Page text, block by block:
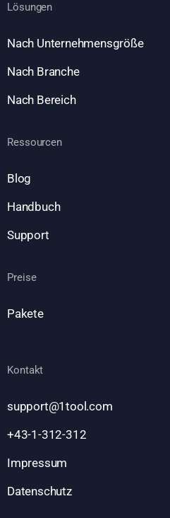
Lösungen
Nach Unternehmensgröße
Nach Branche
Nach Bereich
Ressourcen
Blog
Handbuch
Support
Preise
Pakete
Kontakt
support@1tool.com
+43-1-312-312
Impressum
Datenschutz